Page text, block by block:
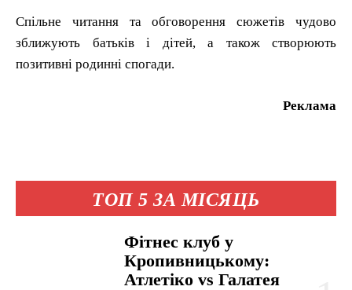
ТОП 5 ЗА МІСЯЦЬ
Фітнес клуб у
Кропивницькому:
Атлетіко vs Галатея
Спільне читання та обговорення сюжетів чудово
зближують батьків і дітей, а також створюють
позитивні родинні спогади.
Реклама